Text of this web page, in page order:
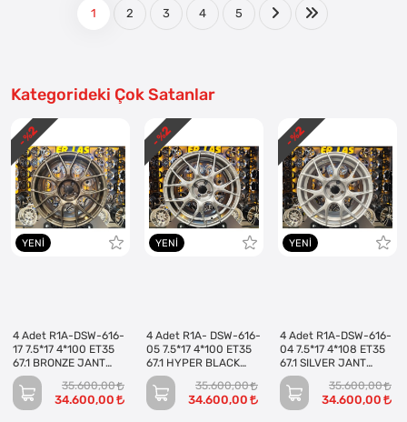
1 2 3 4 5
Kategorideki Çok Satanlar
YENI
4 Adet R1A-DSW-616-
17 7.5*17 4*100 ET35
67.1 BRONZE JANT
(Takım)
35.600,00
34.600,00
- %
2
YENI
4 Adet R1A- DSW-616-
05 7.5*17 4*100 ET35
67.1 HYPER BLACK
JANT (Takım)
35.600,00
34.600,00
- %
2
YENI
4 Adet R1A-DSW-616-
04 7.5*17 4*108 ET35
67.1 SILVER JANT
(Takım)
35.600,00
34.600,00
- %
2